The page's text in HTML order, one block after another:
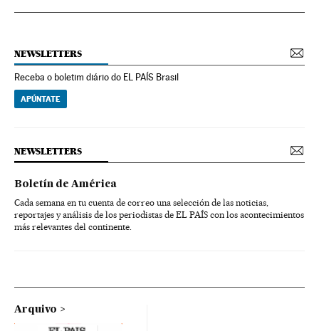
NEWSLETTERS
Receba o boletim diário do EL PAÍS Brasil
APÚNTATE
NEWSLETTERS
Boletín de América
Cada semana en tu cuenta de correo una selección de las noticias,
reportajes y análisis de los periodistas de EL PAÍS con los acontecimientos
más relevantes del continente.
Arquivo